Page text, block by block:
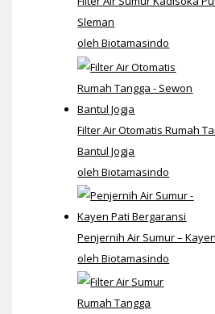
Sleman
oleh Biotamasindo
Filter Air Otomatis Rumah
Bantul Jogja
oleh Biotamasindo
Penjernih Air Sumur –
oleh Biotamasindo